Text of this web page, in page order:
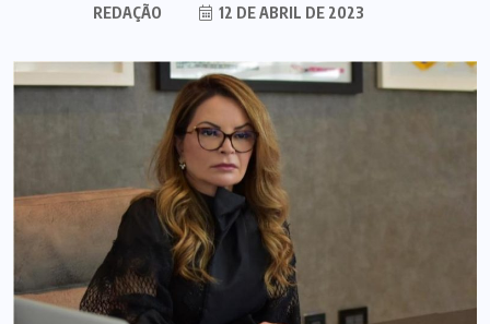
REDAÇÃO 12 DE ABRIL DE 2023